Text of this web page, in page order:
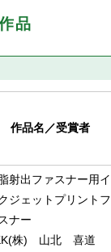
品
作品名／受賞者
射出ファスナー用イ
ジェットプリントフ
ナー
株) 山北 喜道